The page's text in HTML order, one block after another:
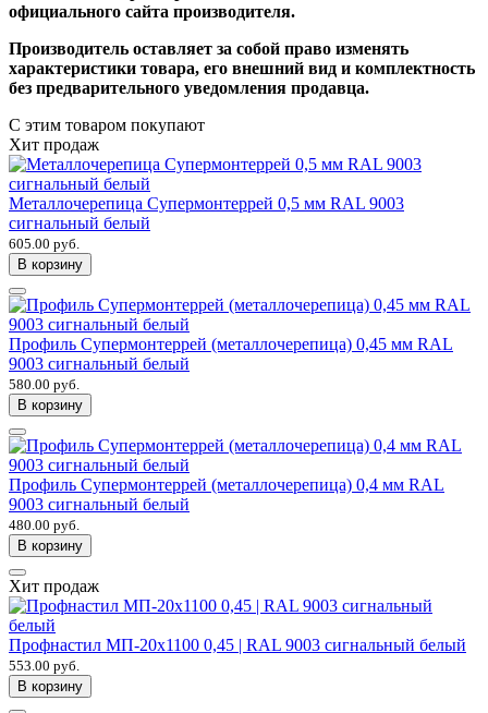
официального сайта производителя.
Производитель оставляет за собой право изменять
характеристики товара, его внешний вид и комплектность
без предварительного уведомления продавца.
С этим товаром покупают
Хит продаж
Металлочерепица Супермонтеррей 0,5 мм RAL 9003
сигнальный белый
605.00 руб.
В корзину
Профиль Супермонтеррей (металлочерепица) 0,45 мм RAL
9003 сигнальный белый
580.00 руб.
В корзину
Профиль Супермонтеррей (металлочерепица) 0,4 мм RAL
9003 сигнальный белый
480.00 руб.
В корзину
Хит продаж
Профнастил МП-20х1100 0,45 | RAL 9003 сигнальный белый
553.00 руб.
В корзину